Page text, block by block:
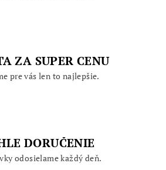
ZA SUPER CENU
pre vás len to najlepšie.
DORUČENIE
odosielame každý deň.